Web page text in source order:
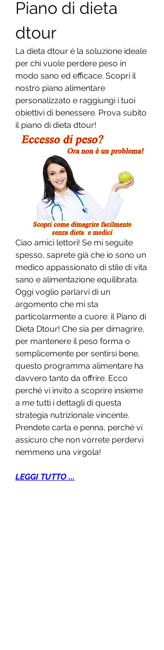
Piano di dieta
dtour
La dieta dtour è la soluzione ideale
per chi vuole perdere peso in
modo sano ed efficace. Scopri il
nostro piano alimentare
personalizzato e raggiungi i tuoi
obiettivi di benessere. Prova subito
il piano di dieta dtour!
Ciao amici lettori! Se mi seguite
spesso, saprete già che io sono un
medico appassionato di stile di vita
sano e alimentazione equilibrata.
Oggi voglio parlarvi di un
argomento che mi sta
particolarmente a cuore: il Piano di
Dieta Dtour! Che sia per dimagrire,
per mantenere il peso forma o
semplicemente per sentirsi bene,
questo programma alimentare ha
davvero tanto da offrire. Ecco
perché vi invito a scoprire insieme
a me tutti i dettagli di questa
strategia nutrizionale vincente.
Prendete carta e penna, perché vi
assicuro che non vorrete perdervi
nemmeno una virgola!
LEGGI TUTTO ...